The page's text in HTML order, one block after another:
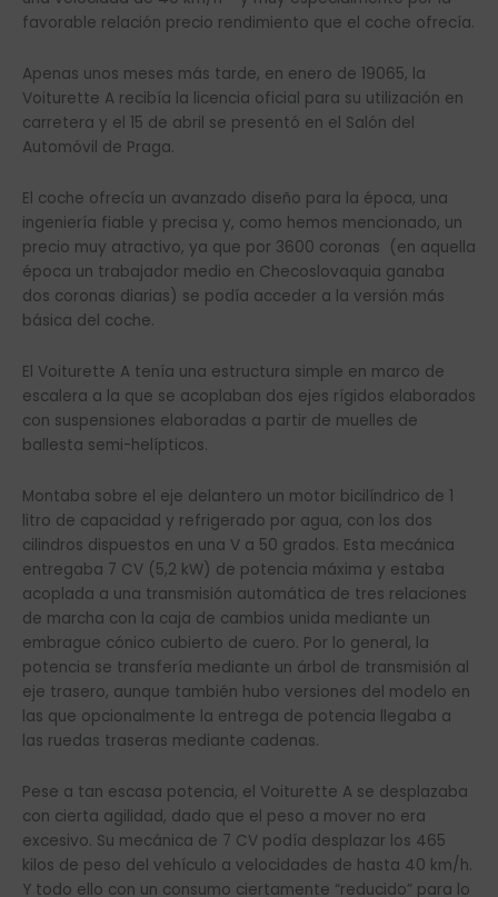
favorable relación precio rendimiento que el coche ofrecía.
Apenas unos meses más tarde, en enero de 19065, la
Voiturette A recibía la licencia oficial para su utilización en
carretera y el 15 de abril se presentó en el Salón del
Automóvil de Praga.
El coche ofrecía un avanzado diseño para la época, una
ingeniería fiable y precisa y, como hemos mencionado, un
precio muy atractivo, ya que por 3600 coronas (en aquella
época un trabajador medio en Checoslovaquia ganaba
dos coronas diarias) se podía acceder a la versión más
básica del coche.
El Voiturette A tenía una estructura simple en marco de
escalera a la que se acoplaban dos ejes rígidos elaborados
con suspensiones elaboradas a partir de muelles de
ballesta semi-helípticos.
Montaba sobre el eje delantero un motor bicilíndrico de 1
litro de capacidad y refrigerado por agua, con los dos
cilindros dispuestos en una V a 50 grados. Esta mecánica
entregaba 7 CV (5,2 kW) de potencia máxima y estaba
acoplada a una transmisión automática de tres relaciones
de marcha con la caja de cambios unida mediante un
embrague cónico cubierto de cuero. Por lo general, la
potencia se transfería mediante un árbol de transmisión al
eje trasero, aunque también hubo versiones del modelo en
las que opcionalmente la entrega de potencia llegaba a
las ruedas traseras mediante cadenas.
Pese a tan escasa potencia, el Voiturette A se desplazaba
con cierta agilidad, dado que el peso a mover no era
excesivo. Su mecánica de 7 CV podía desplazar los 465
kilos de peso del vehículo a velocidades de hasta 40 km/h.
Y todo ello con un consumo ciertamente “reducido” para lo